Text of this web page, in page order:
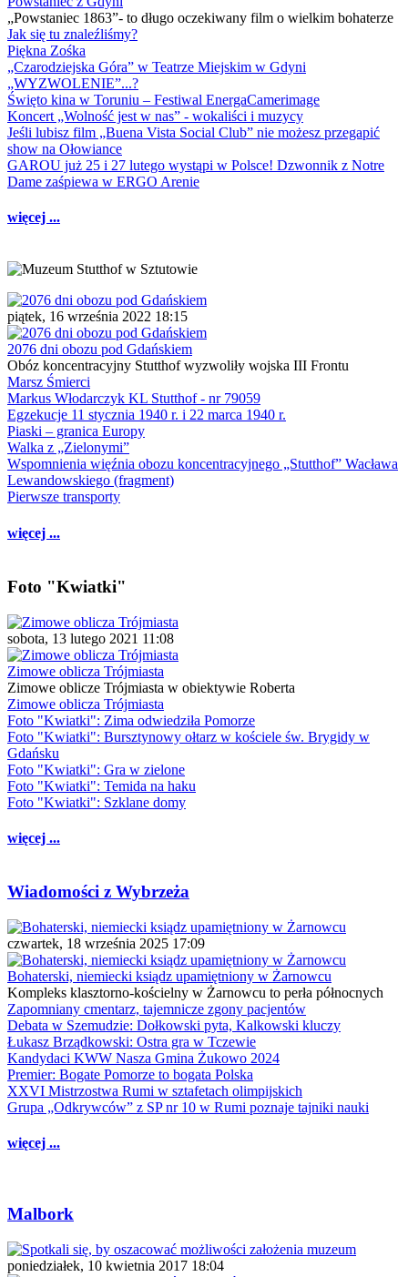
„Powstaniec 1863”- to długo oczekiwany film o wielkim bohaterze
Jak się tu znaleźliśmy?
Piękna Zośka
„Czarodziejska Góra” w Teatrze Miejskim w Gdyni
„WYZWOLENIE”...?
Święto kina w Toruniu – Festiwal EnergaCamerimage
Koncert „Wolność jest w nas” - wokaliści i muzycy
Jeśli lubisz film „Buena Vista Social Club” nie możesz przegapić
show na Ołowiance
GAROU już 25 i 27 lutego wystąpi w Polsce! Dzwonnik z Notre
Dame zaśpiewa w ERGO Arenie
więcej ...
piątek, 16 września 2022 18:15
2076 dni obozu pod Gdańskiem
Obóz koncentracyjny Stutthof wyzwoliły wojska III Frontu
Marsz Śmierci
Markus Włodarczyk KL Stutthof - nr 79059
Egzekucje 11 stycznia 1940 r. i 22 marca 1940 r.
Piaski – granica Europy
Walka z „Zielonymi”
Wspomnienia więźnia obozu koncentracyjnego „Stutthof” Wacława
Lewandowskiego (fragment)
Pierwsze transporty
więcej ...
Foto "Kwiatki"
sobota, 13 lutego 2021 11:08
Zimowe oblicza Trójmiasta
Zimowe oblicze Trójmiasta w obiektywie Roberta
Zimowe oblicza Trójmiasta
Foto "Kwiatki": Zima odwiedziła Pomorze
Foto "Kwiatki": Bursztynowy ołtarz w kościele św. Brygidy w
Gdańsku
Foto "Kwiatki": Gra w zielone
Foto "Kwiatki": Temida na haku
Foto "Kwiatki": Szklane domy
więcej ...
Wiadomości z Wybrzeża
czwartek, 18 września 2025 17:09
Bohaterski, niemiecki ksiądz upamiętniony w Żarnowcu
Kompleks klasztorno-kościelny w Żarnowcu to perła północnych
Zapomniany cmentarz, tajemnicze zgony pacjentów
Debata w Szemudzie: Dołkowski pyta, Kalkowski kluczy
Łukasz Brządkowski: Ostra gra w Tczewie
Kandydaci KWW Nasza Gmina Żukowo 2024
Premier: Bogate Pomorze to bogata Polska
XXVI Mistrzostwa Rumi w sztafetach olimpijskich
Grupa „Odkrywców” z SP nr 10 w Rumi poznaje tajniki nauki
więcej ...
Malbork
poniedziałek, 10 kwietnia 2017 18:04